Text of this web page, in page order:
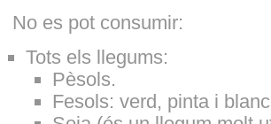
No es pot consumir:
Tots els llegums:
Pèsols.
Fesols: verd, pinta i